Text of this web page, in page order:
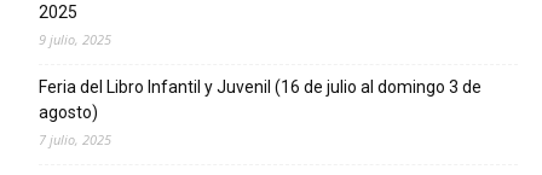
2025
9 julio, 2025
Feria del Libro Infantil y Juvenil (16 de julio al domingo 3 de
agosto)
7 julio, 2025